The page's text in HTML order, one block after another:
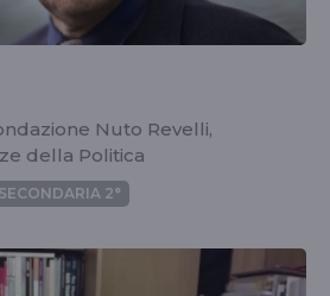
Nuto Revelli,
della Politica
2°